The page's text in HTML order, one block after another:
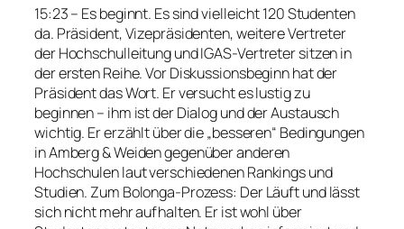
15:23 – Es beginnt. Es sind vielleicht 120 Studenten
da. Präsident, Vizepräsidenten, weitere Vertreter
der Hochschulleitung und IGAS-Vertreter sitzen in
der ersten Reihe. Vor Diskussionsbeginn hat der
Präsident das Wort. Er versucht es lustig zu
beginnen – ihm ist der Dialog und der Austausch
wichtig. Er erzählt über die „besseren“ Bedingungen
in Amberg & Weiden gegenüber anderen
Hochschulen laut verschiedenen Rankings und
Studien. Zum Bolonga-Prozess: Der Läuft und lässt
sich nicht mehr aufhalten. Er ist wohl über